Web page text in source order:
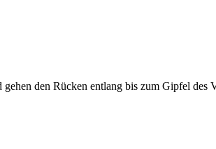
den Rücken entlang bis zum Gipfel des